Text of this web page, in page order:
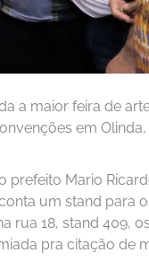
a maior feira de
em
prefeito Mario
um stand para
18, stand 409,
pra citação de